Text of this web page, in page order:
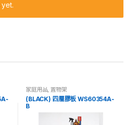
家庭用品, 置物架
(BLACK) 四層膠板 WS60354A-
B